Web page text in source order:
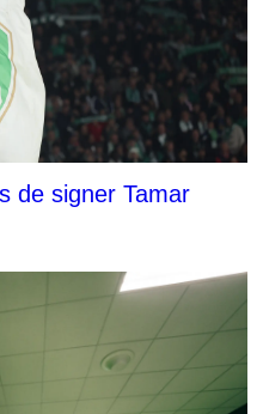
de signer Tamar